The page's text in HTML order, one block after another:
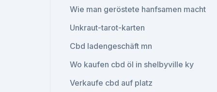
Wie man geröstete hanfsamen macht
Unkraut-tarot-karten
Cbd ladengeschäft mn
Wo kaufen cbd öl in shelbyville ky
Verkaufe cbd auf platz